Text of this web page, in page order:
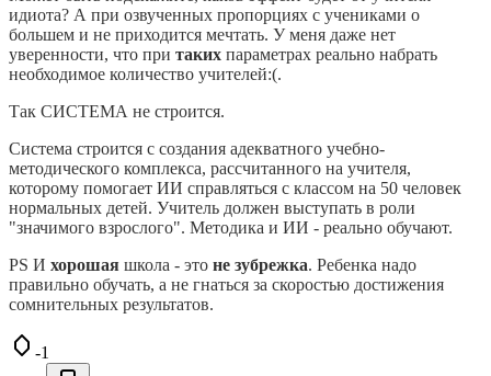
идиота? А при озвученных пропорциях с учениками о
большем и не приходится мечтать. У меня даже нет
уверенности, что при таких параметрах реально набрать
необходимое количество учителей:(.
Так СИСТЕМА не строится.
Система строится с создания адекватного учебно-
методического комплекса, рассчитанного на учителя,
которому помогает ИИ справляться с классом на 50 человек
нормальных детей. Учитель должен выступать в роли
"значимого взрослого". Методика и ИИ - реально обучают.
PS И хорошая школа - это не зубрежка. Ребенка надо
правильно обучать, а не гнаться за скоростью достижения
сомнительных результатов.
-1